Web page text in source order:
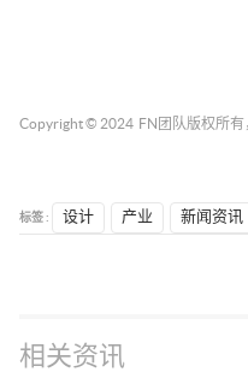
Copyright © 2024 FN团队 版权所有
标签 : 设计 产业 新闻资讯
相关资讯